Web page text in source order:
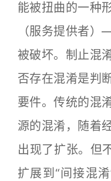
能被扭曲的一种
（服务提供者
被破坏。制止混
否存在混淆是判
要件。传统的混
源的混淆，随着
出现了扩张。但
扩展到“间接混